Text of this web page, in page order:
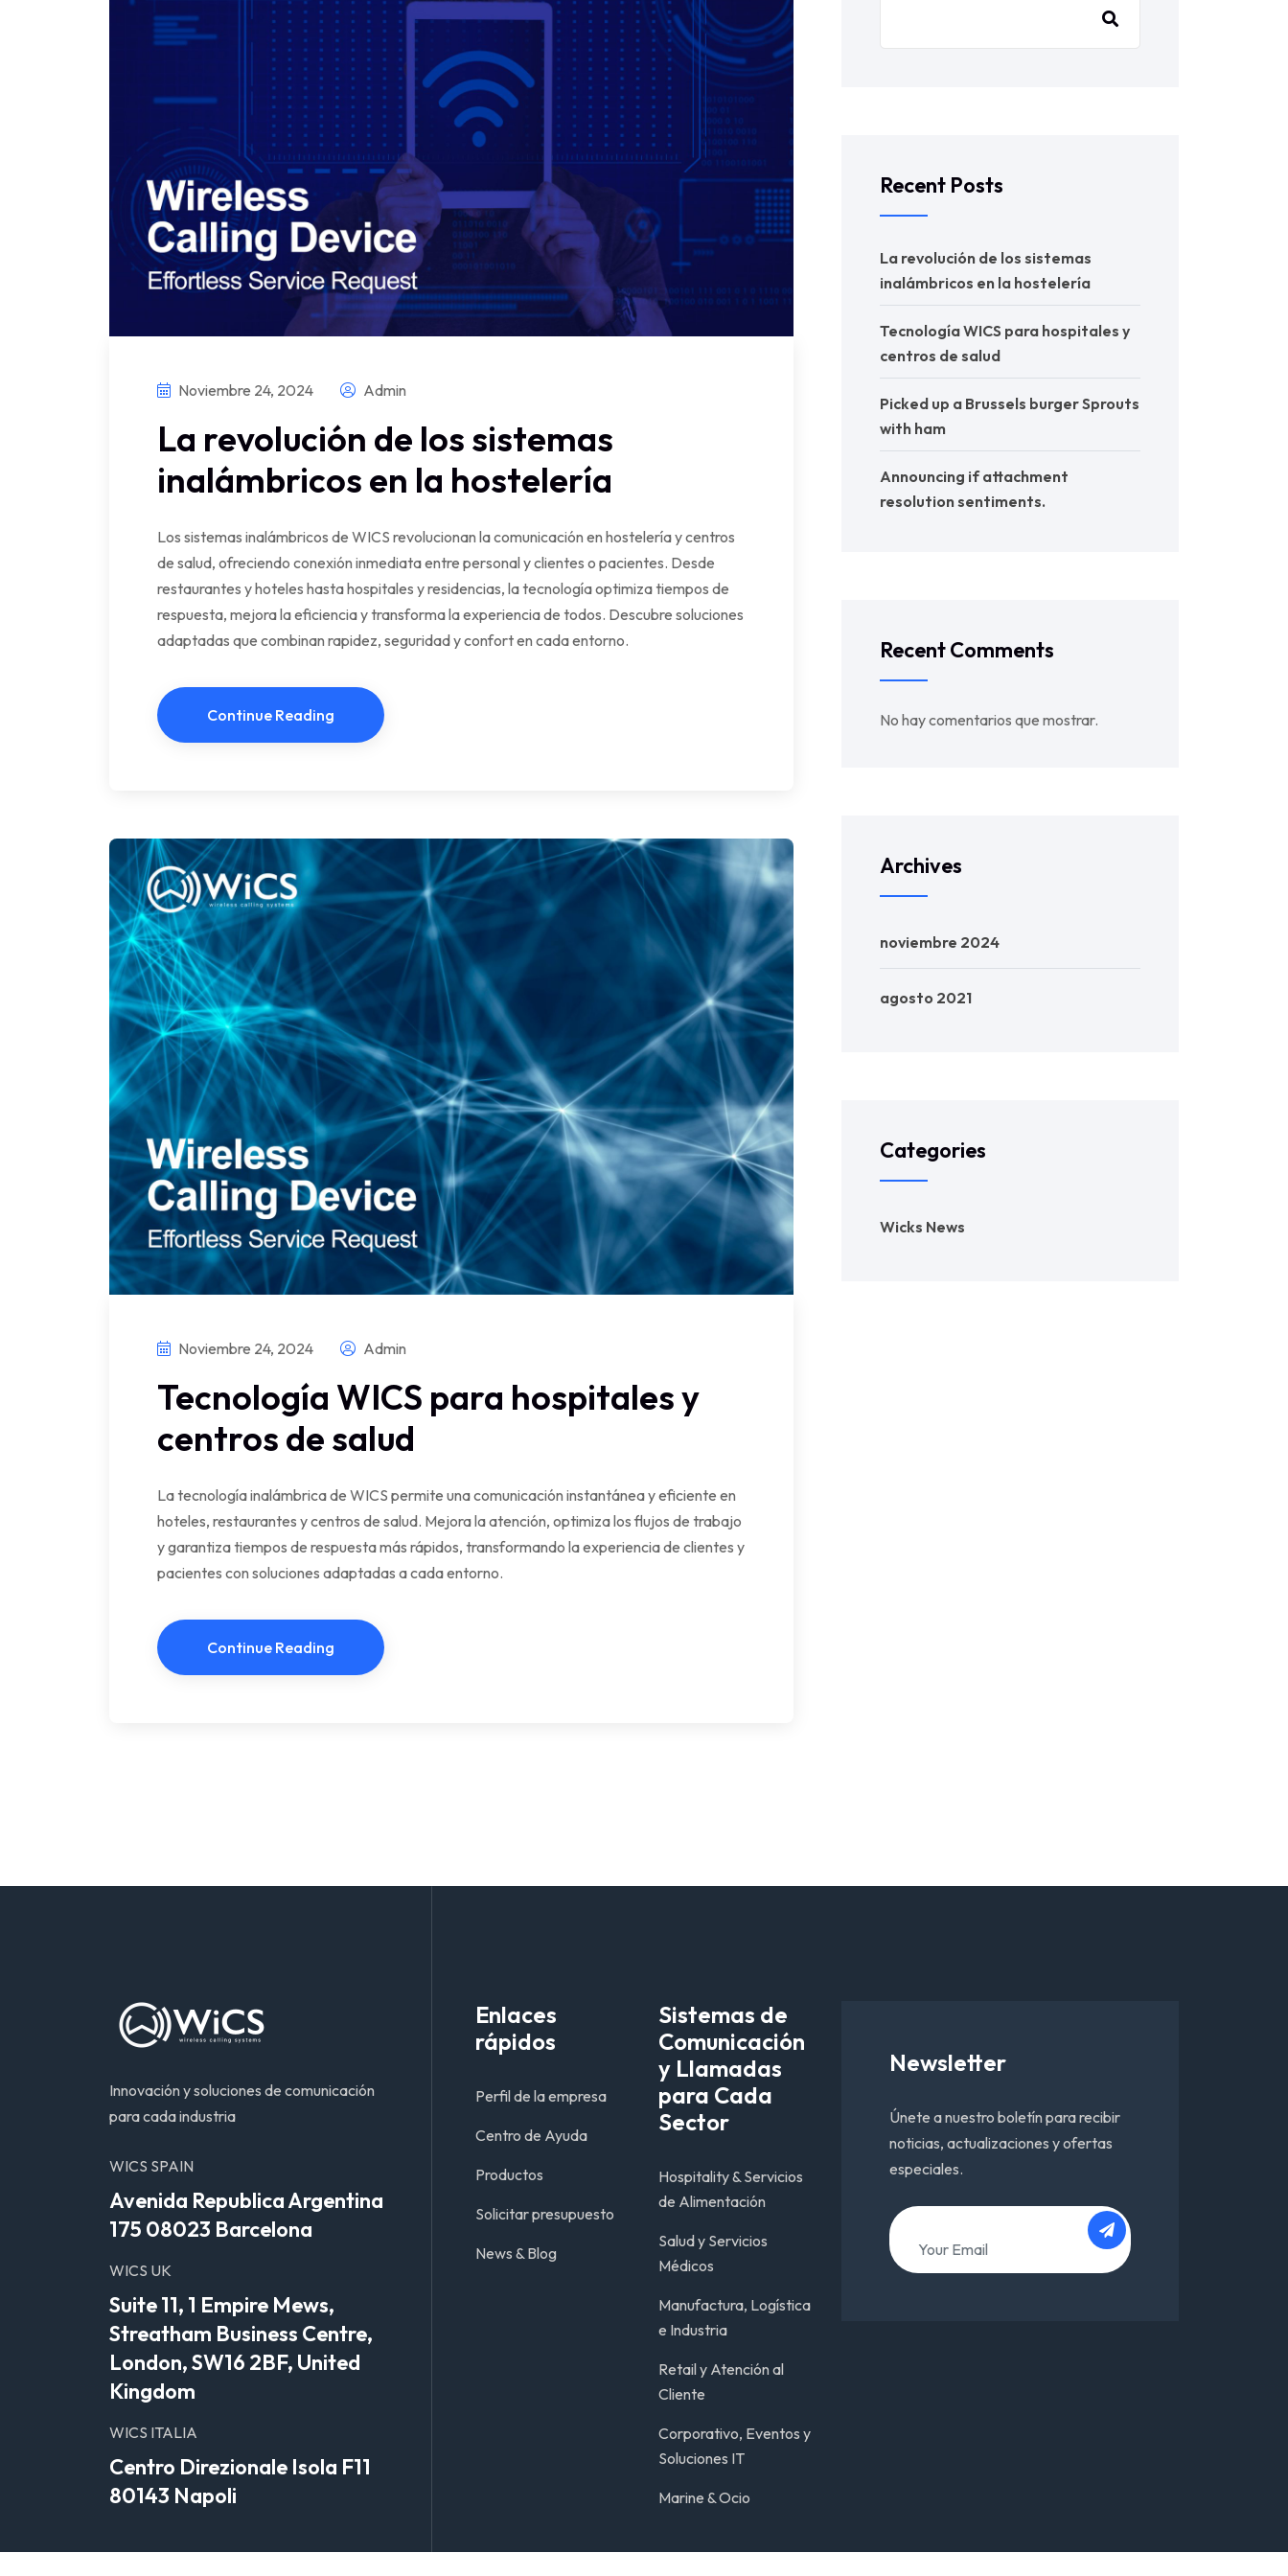
Noviembre 24, 2024 Admin
La revolución de los sistemas
inalámbricos en la hostelería
Los sistemas inalámbricos de WICS revolucionan la comunicación en hostelería y centros
de salud, ofreciendo conexión inmediata entre personal y clientes o pacientes. Desde
restaurantes y hoteles hasta hospitales y residencias, la tecnología optimiza tiempos de
respuesta, mejora la eficiencia y transforma la experiencia de todos. Descubre soluciones
adaptadas que combinan rapidez, seguridad y confort en cada entorno.
Continue Reading
Noviembre 24, 2024 Admin
Tecnología WICS para hospitales y
centros de salud
La tecnología inalámbrica de WICS permite una comunicación instantánea y eficiente en
hoteles, restaurantes y centros de salud. Mejora la atención, optimiza los flujos de trabajo
y garantiza tiempos de respuesta más rápidos, transformando la experiencia de clientes y
pacientes con soluciones adaptadas a cada entorno.
Continue Reading
Recent Posts
La revolución de los sistemas
inalámbricos en la hostelería
Tecnología WICS para hospitales y
centros de salud
Picked up a Brussels burger Sprouts
with ham
Announcing if attachment
resolution sentiments.
Recent Comments
No hay comentarios que mostrar.
Archives
noviembre 2024
agosto 2021
Categories
Wicks News
Innovación y soluciones de comunicación
para cada industria
WICS SPAIN
Avenida Republica Argentina
175 08023 Barcelona
WICS UK
Suite 11, 1 Empire Mews,
Streatham Business Centre,
London, SW16 2BF, United
Kingdom
WICS ITALIA
Centro Direzionale Isola F11
80143 Napoli
Enlaces
rápidos
Perfil de la empresa
Centro de Ayuda
Productos
Solicitar presupuesto
News & Blog
Sistemas de
Comunicación
y Llamadas
para Cada
Sector
Hospitality & Servicios
de Alimentación
Salud y Servicios
Médicos
Manufactura, Logística
e Industria
Retail y Atención al
Cliente
Corporativo, Eventos y
Soluciones IT
Marine & Ocio
Newsletter
Únete a nuestro boletín para recibir
noticias, actualizaciones y ofertas
especiales.